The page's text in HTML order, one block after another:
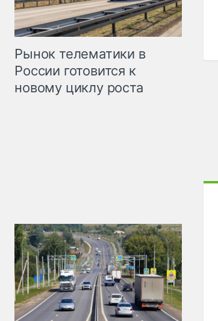
Рынок телематики в
России готовится к
новому циклу роста